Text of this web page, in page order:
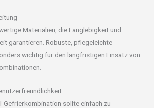
Materialien, die Langlebigkeit und
garantieren. Robuste, pflegeleichte
wichtig für den langfristigen Einsatz von
Gefrierkombination sollte einfach zu